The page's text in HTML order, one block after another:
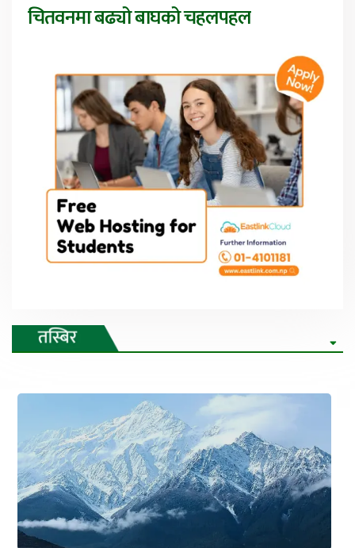
चितवनमा बढ्यो बाघको चहलपहल